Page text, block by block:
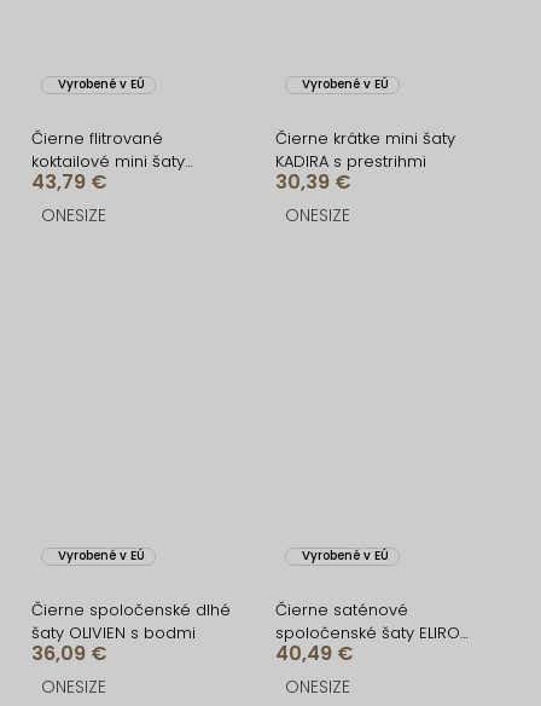
Vyrobené v EÚ
Čierne flitrované
koktailové mini šaty
YORIXA
43,79 €
ONESIZE
Vyrobené v EÚ
Čierne krátke mini šaty
KADIRA s prestrihmi
30,39 €
ONESIZE
Vyrobené v EÚ
Čierne spoločenské dlhé
šaty OLIVIEN s bodmi
36,09 €
ONESIZE
Vyrobené v EÚ
Čierne saténové
spoločenské šaty ELIRON
s rázporkom
40,49 €
ONESIZE